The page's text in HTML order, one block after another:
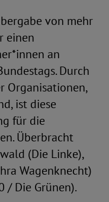
von mehr
einen
an
Durch
Organisationen,
ist diese
für die
Überbracht
(Die Linke),
Wagenknecht)
/ Die Grünen).